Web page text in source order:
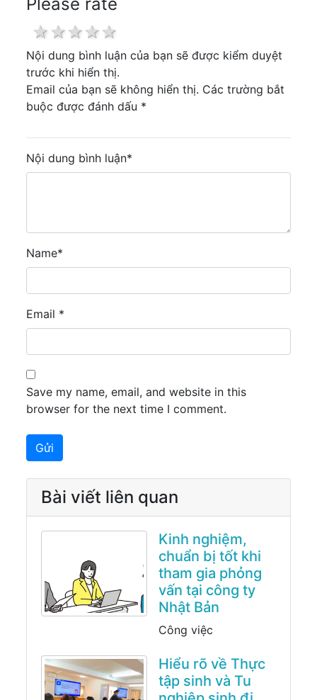
4 stars
3 stars
2 stars
1 star
Nội dung bình luận của bạn sẽ được kiểm duyệt
trước khi hiển thị.
Email của bạn sẽ không hiển thị. Các trường bắt
buộc được đánh dấu *
Nội dung bình luận*
Name*
Email *
Save my name, email, and website in this
browser for the next time I comment.
Bài viết liên quan
Kinh nghiệm,
chuẩn bị tốt khi
tham gia phỏng
vấn tại công ty
Nhật Bản
Công việc
Hiểu rõ về Thực
tập sinh và Tu